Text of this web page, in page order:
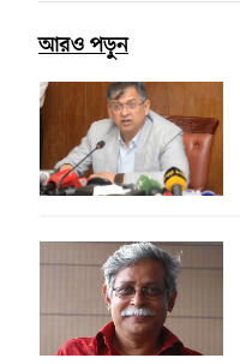
আরও পড়ুন